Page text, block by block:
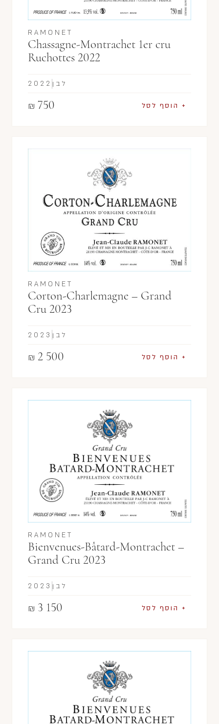
RAMONET
Chassagne-Montrachet 1er cru
Ruchottes 2022
₪ 750 + הוסף לסל
2022 לבן
RAMONET
Corton-Charlemagne – Grand
Cru 2023
₪ 2 500 + הוסף לסל
2023 לבן
RAMONET
Bienvenues-Bâtard-Montrachet –
Grand Cru 2023
₪ 3 150 + הוסף לסל
2023 לבן